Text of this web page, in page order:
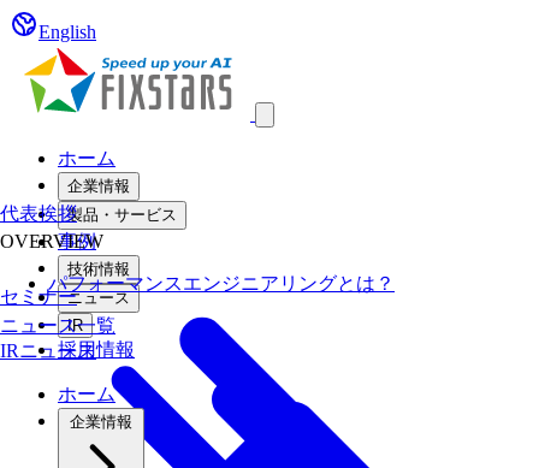
English
ホーム
企業情報
製品・サービス
事例
技術情報
セミナーニュース
ニュース一覧
IR
採用情報
ホーム
企業情報
代表挨拶
OVERVIEW
パフォーマンスエンジニアリングとは？
IRニュース